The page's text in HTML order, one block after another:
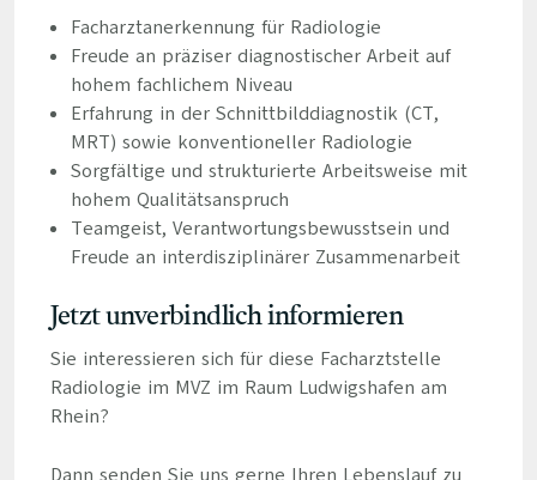
Facharztanerkennung für Radiologie
Freude an präziser diagnostischer Arbeit auf
hohem fachlichem Niveau
Erfahrung in der Schnittbilddiagnostik (CT,
MRT) sowie konventioneller Radiologie
Sorgfältige und strukturierte Arbeitsweise mit
hohem Qualitätsanspruch
Teamgeist, Verantwortungsbewusstsein und
Freude an interdisziplinärer Zusammenarbeit
Jetzt unverbindlich informieren
Sie interessieren sich für diese Facharztstelle
Radiologie im MVZ im Raum Ludwigshafen am
Rhein?